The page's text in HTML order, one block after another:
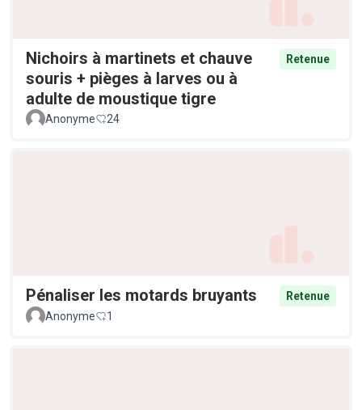
Nichoirs à martinets et chauve
souris + pièges à larves ou à
adulte de moustique tigre
Retenue
Anonyme 24
Pénaliser les motards bruyants
Retenue
Anonyme
1